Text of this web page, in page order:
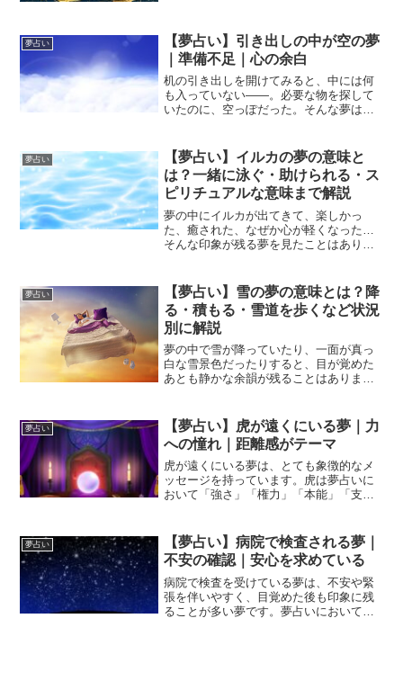
能・生命力・自信・影響力・勝負運の象
徴。つまり虎の夢は、あな...
夢占い
【夢占い】引き出しの中が空の夢
｜準備不足｜心の余白
机の引き出しを開けてみると、中には何
も入っていない――。必要な物を探して
いたのに、空っぽだった。そんな夢は、
識・準備・心のストック・秘密・内面の
整理を象徴します。そして「...
夢占い
【夢占い】イルカの夢の意味と
は？一緒に泳ぐ・助けられる・ス
ピリチュアルな意味まで解説
夢の中にイルカが出てきて、楽しかっ
た、癒された、なぜか心が軽くなった…
そんな印象が残る夢を見たことはありま
つながりを象徴する夢 です。見た後に気
分が良くなることが多く...
夢占い
【夢占い】雪の夢の意味とは？降
る・積もる・雪道を歩くなど状況
別に解説
夢の中で雪が降っていたり、一面が真っ
白な雪景色だったりすると、目が覚めた
あとも静かな余韻が残ることはありませ
を感じた人もいるかもしれません。雪の
夢は、夢占いにおいてとて...
夢占い
【夢占い】虎が遠くにいる夢｜力
への憧れ｜距離感がテーマ
虎が遠くにいる夢は、とても象徴的なメ
ッセージを持っています。虎は夢占いに
おいて「強さ」「権力」「本能」「支配
況は、あなたがその力を「まだ手にして
いない」「憧れている...
夢占い
【夢占い】病院で検査される夢｜
不安の確認｜安心を求めている
病院で検査を受けている夢は、不安や緊
張を伴いやすく、目覚めた後も印象に残
ることが多い夢です。夢占いにおいて